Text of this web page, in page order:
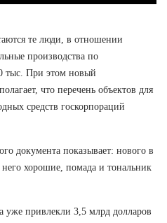
те люди, в отношении
производства по
тыс. При этом новый
что перечень объектов для
средств госкорпораций
документа показывает: нового в
хорошие, помада и тональник
уже привлекли 3,5 млрд долларов